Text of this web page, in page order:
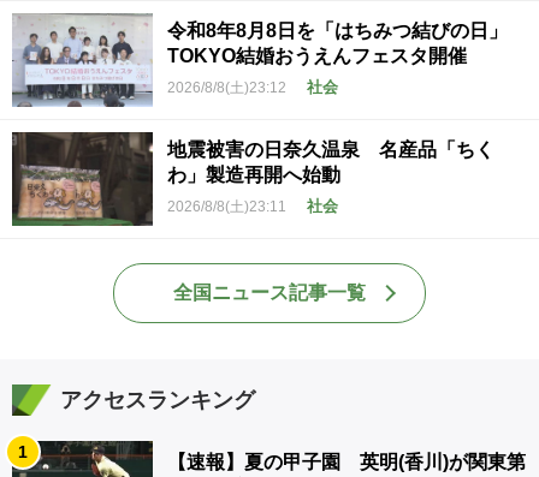
令和8年8月8日を「はちみつ結びの日」
TOKYO結婚おうえんフェスタ開催
2026/8/8(土)23:12 社会
地震被害の日奈久温泉 名産品「ちく
わ」製造再開へ始動
2026/8/8(土)23:11 社会
全国ニュース記事一覧
アクセスランキング
1
【速報】夏の甲子園 英明(香川)が関東第